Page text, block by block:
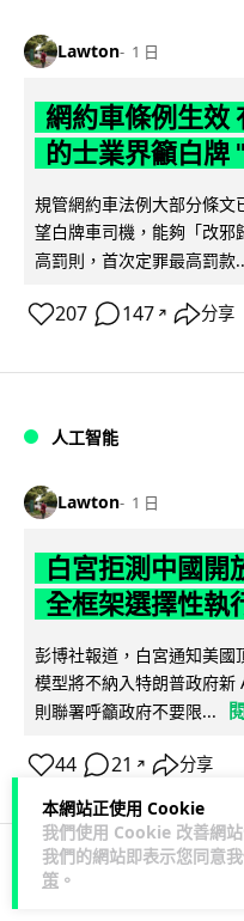
本網站正使用 Cookie
我們使用 Cookie 改善網
我們的網站即表示您同意
策 。
Lawton 1 日
網約車條例生效
的士業界籲白牌
規管網約車法例大部分條文
望白牌車司機，能夠「改邪
高罰則，首次定罪最高罰款
207 147 ↗ 分享
人工智能
Lawton 1 日
白宮拒測中國開
全框架選擇性執
彭博社報道，白宮通知美
模型將不納入特朗普政府
則聯署呼籲政府不要限...
44 21 ↗ 分享
人工智能